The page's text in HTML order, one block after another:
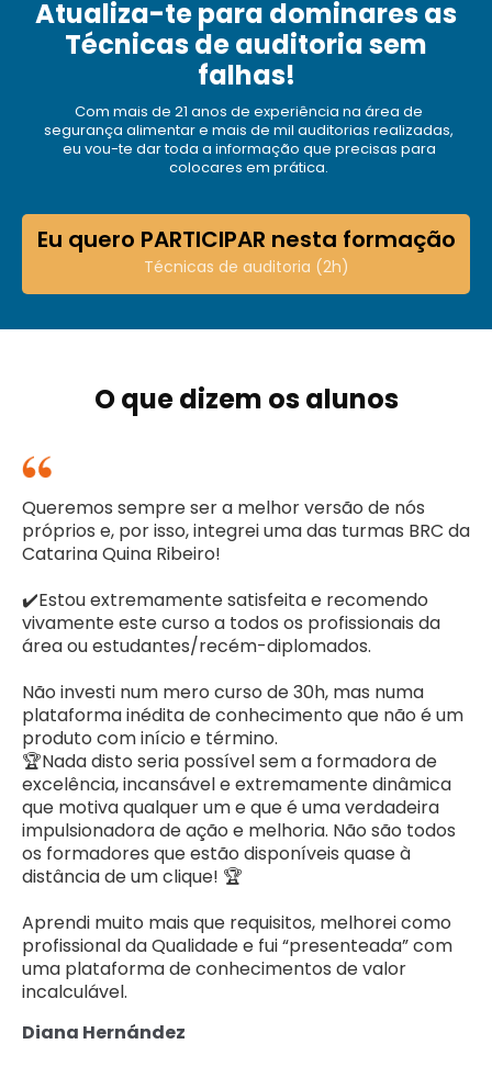
Atualiza-te para dominares as
Técnicas de auditoria sem
falhas!
Com mais de 21 anos de experiência na área de
segurança alimentar e mais de mil auditorias realizadas,
eu vou-te dar toda a informação que precisas para
colocares em prática.
Eu quero PARTICIPAR nesta formação
Técnicas de auditoria (2h)
O que dizem os alunos
Queremos sempre ser a melhor versão de nós
próprios e, por isso, integrei uma das turmas BRC da
Catarina Quina Ribeiro!
✔️Estou extremamente satisfeita e recomendo
vivamente este curso a todos os profissionais da
área ou estudantes/recém-diplomados.
Não investi num mero curso de 30h, mas numa
plataforma inédita de conhecimento que não é um
produto com início e término.
🏆Nada disto seria possível sem a formadora de
excelência, incansável e extremamente dinâmica
que motiva qualquer um e que é uma verdadeira
impulsionadora de ação e melhoria. Não são todos
os formadores que estão disponíveis quase à
distância de um clique! 🏆
Aprendi muito mais que requisitos, melhorei como
profissional da Qualidade e fui “presenteada” com
uma plataforma de conhecimentos de valor
incalculável.
Diana Hernández